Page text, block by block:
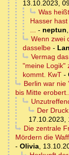
13.10.2023,
Was
Hasser
... - neptun,
Wenn zwei
dasselbe -
Vermag
"meine Logik"
kommt. KwT -
Berlin war nie
bis Mitte
Der
17.10.2023,
Die zentrale
Mördern die
- Olivia,